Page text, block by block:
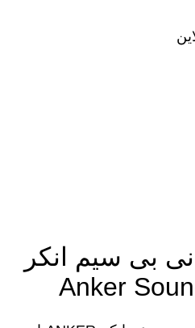
بی‌ سیم انکر
Anker